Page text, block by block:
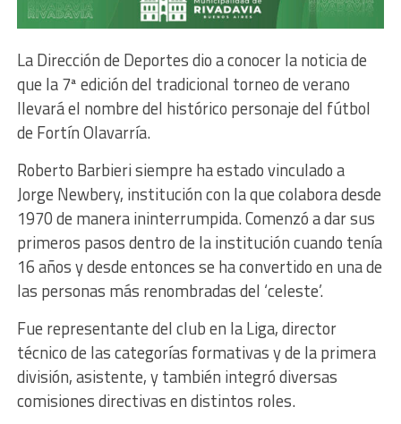
La Dirección de Deportes dio a conocer la noticia de
que la 7ª edición del tradicional torneo de verano
llevará el nombre del histórico personaje del fútbol
de Fortín Olavarría.
Roberto Barbieri siempre ha estado vinculado a
Jorge Newbery, institución con la que colabora desde
1970 de manera ininterrumpida. Comenzó a dar sus
primeros pasos dentro de la institución cuando tenía
16 años y desde entonces se ha convertido en una de
las personas más renombradas del ‘celeste’.
Fue representante del club en la Liga, director
técnico de las categorías formativas y de la primera
división, asistente, y también integró diversas
comisiones directivas en distintos roles.